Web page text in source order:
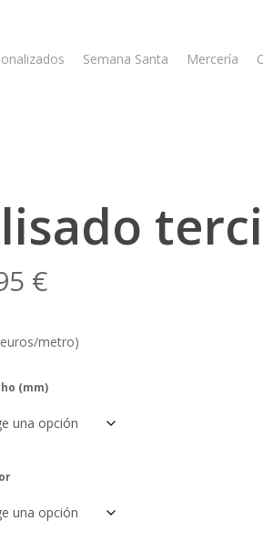
Semana Santa Mercería
€
metro)
(mm)